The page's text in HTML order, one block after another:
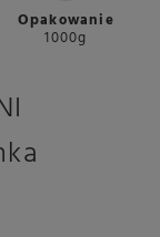
Opakowanie
1000g